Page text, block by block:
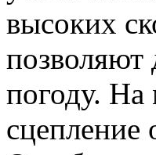
высоких
позволяют
погоду.
сцепление